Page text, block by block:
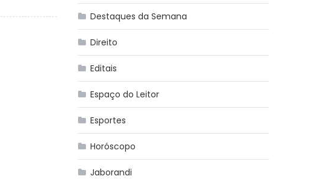
Destaques da Semana
Direito
Editais
Espaço do Leitor
Esportes
Horóscopo
Jaborandi